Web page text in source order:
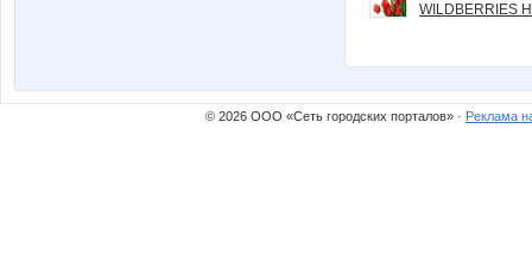
© 2026 ООО «Сеть городских порталов» · Реклама